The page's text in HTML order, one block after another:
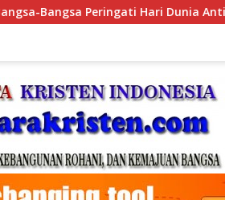
Orang 2026 dengan Komitmen